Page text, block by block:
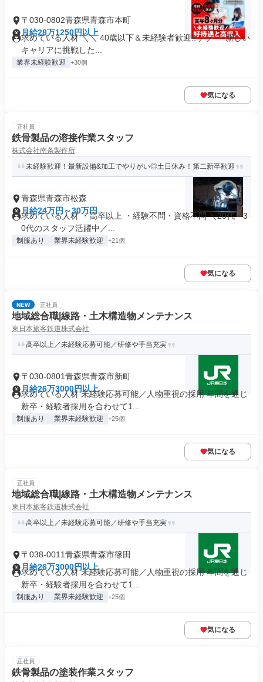
〒030-0802青森県青森市本町
月給28万1250円以上
求めている人材 ＼＼ 40歳以下＆未経験者歓迎!! ／／ 「新しい
キャリアに挑戦した...
業界未経験歓迎 +30個
気になる
正社員
鉄骨製品の溶接作業スタッフ
株式会社南条製作所
未経験歓迎！最新設備&加工でやりがい◎土日休み！第二新卒歓迎
青森県青森市松森
月給24万円～30万円
求めている人材 ・高卒以上 ・経験不問・資格不問 ＼20代・3
0代のスタッフ活躍中／...
制服あり 業界未経験歓迎 +21個
気になる
NEW 正社員
地域総合職|線路・土木構造物メンテナンス
東日本旅客鉄道株式会社
高卒以上／未経験応募可能／研修や手当充実
〒030-0801青森県青森市新町
月給26万3000円以上
求めている人材 未経験応募可能／人物重視の採用 年間を通じ
新卒・経験者採用を合わせて1...
制服あり 業界未経験歓迎 +25個
気になる
正社員
地域総合職|線路・土木構造物メンテナンス
東日本旅客鉄道株式会社
高卒以上／未経験応募可能／研修や手当充実
〒038-0011青森県青森市篠田
月給26万3000円以上
求めている人材 未経験応募可能／人物重視の採用 年間を通じ
新卒・経験者採用を合わせて1...
制服あり 業界未経験歓迎 +25個
気になる
正社員
鉄骨製品の塗装作業スタッフ